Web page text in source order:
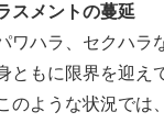
スメントの蔓延
ワハラ、セクハラ
ともに限界を迎え
のような状況では